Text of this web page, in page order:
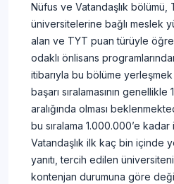
Nüfus ve Vatandaşlık bölümü,
üniversitelerine bağlı meslek
alan ve TYT puan türüyle
odaklı önlisans
itibarıyla bu bölüme
başarı sıralamasının
aralığında olması
bu sıralama 1.000.000’e
Vatandaşlık ilk kaç bin içinde
yanıtı, tercih edilen
kontenjan durumuna göre